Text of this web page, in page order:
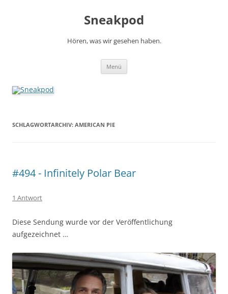
Sneakpod
Hören, was wir gesehen haben.
Menü
SCHLAGWORTARCHIV: AMERICAN PIE
#494 - Infinitely Polar Bear
1 Antwort
Diese Sendung wurde vor der Veröffentlichung
aufgezeichnet …